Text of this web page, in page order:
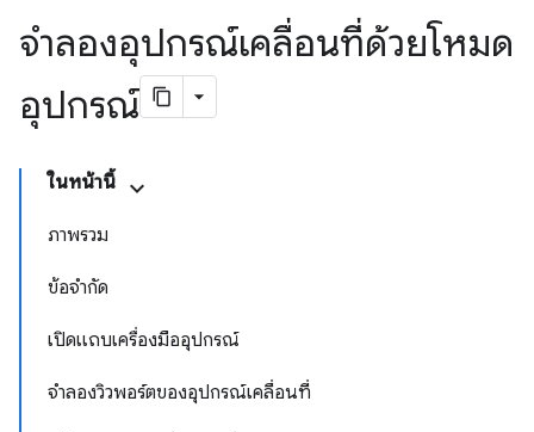
จำลองอุปกรณ์เคลื่อนที่ด้วยโหมด
อุปกรณ์
ในหน้านี้
ภาพรวม
ข้อจำกัด
เปิดแถบเครื่องมืออุปกรณ์
จำลองวิวพอร์ตของอุปกรณ์เคลื่อนที่